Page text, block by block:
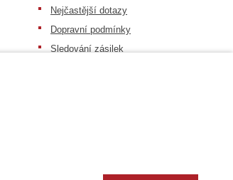
Nejčastější dotazy
Dopravní podmínky
Sledování zásilek